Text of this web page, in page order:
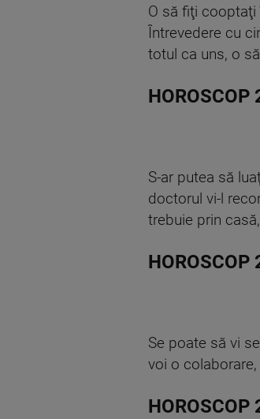
O să fiţi
Întrevedere cu
totul ca uns, o
HOROSCOP
S-ar putea să
doctorul vi-l
trebuie prin
Se poate să vi
voi o
HOROSCOP